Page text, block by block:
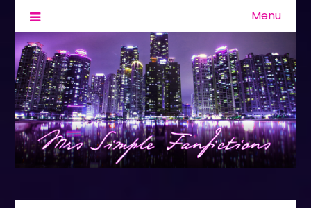
Mrs Simple
Fanfiction & Geschichten Menu